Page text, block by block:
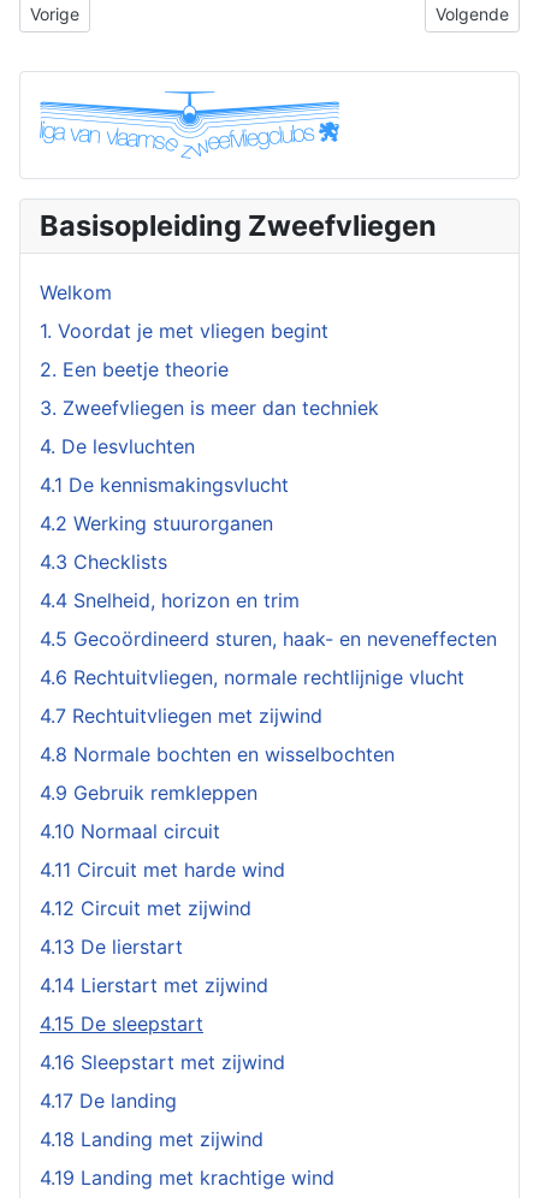
Vorig artikel: 4.14 Lierstart met zijwind
Vorige Volgende
Volgende
Basisopleiding Zweefvliegen
Welkom
1. Voordat je met vliegen begint
2. Een beetje theorie
3. Zweefvliegen is meer dan techniek
4. De lesvluchten
4.1 De kennismakingsvlucht
4.2 Werking stuurorganen
4.3 Checklists
4.4 Snelheid, horizon en trim
4.5 Gecoördineerd sturen, haak- en neveneffecten
4.6 Rechtuitvliegen, normale rechtlijnige vlucht
4.7 Rechtuitvliegen met zijwind
4.8 Normale bochten en wisselbochten
4.9 Gebruik remkleppen
4.10 Normaal circuit
4.11 Circuit met harde wind
4.12 Circuit met zijwind
4.13 De lierstart
4.14 Lierstart met zijwind
4.15 De sleepstart
4.16 Sleepstart met zijwind
4.17 De landing
4.18 Landing met zijwind
4.19 Landing met krachtige wind